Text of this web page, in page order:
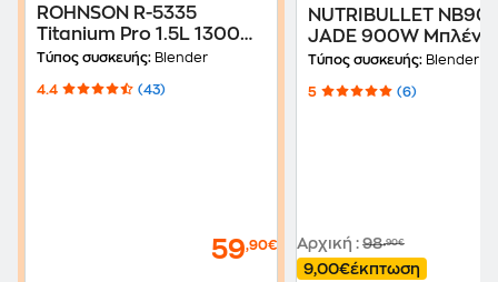
ROHNSON R-5335
Titanium Pro 1.5L 1300W
Μπλέντερ
Τύπος συσκευής: Blender
4.4 (43)
59,90€
NUTRIBULLET
JADE 900W
Τύπος συσκευής: Blender
5 (6)
Αρχική : 98,90€
9,00€έκπτωση